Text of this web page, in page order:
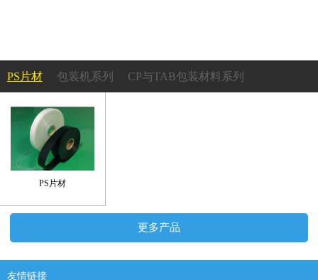
PS片材 包装机系列 CP与TAB包装材料系列
成型机系列 PS吸塑托盘系列
承载带及上带系列
PS片材
更多产品
友情链接